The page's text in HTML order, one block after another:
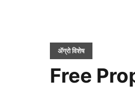
ॲग्रो विशेष
Free